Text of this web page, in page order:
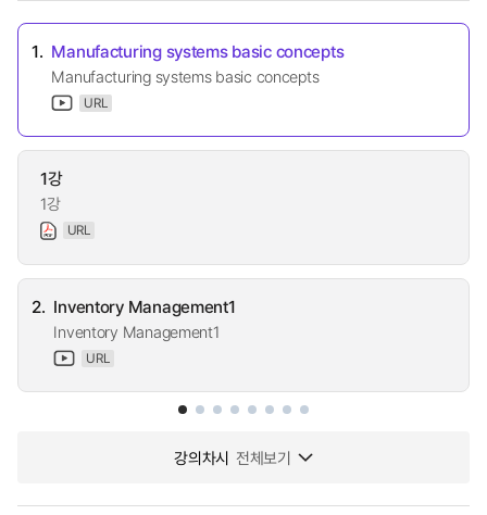
1. Manufacturing systems basic concepts
Manufacturing systems basic concepts
URL
1강
1강
URL
2. Inventory Management1
Inventory Management1
URL
강의차시 전체보기